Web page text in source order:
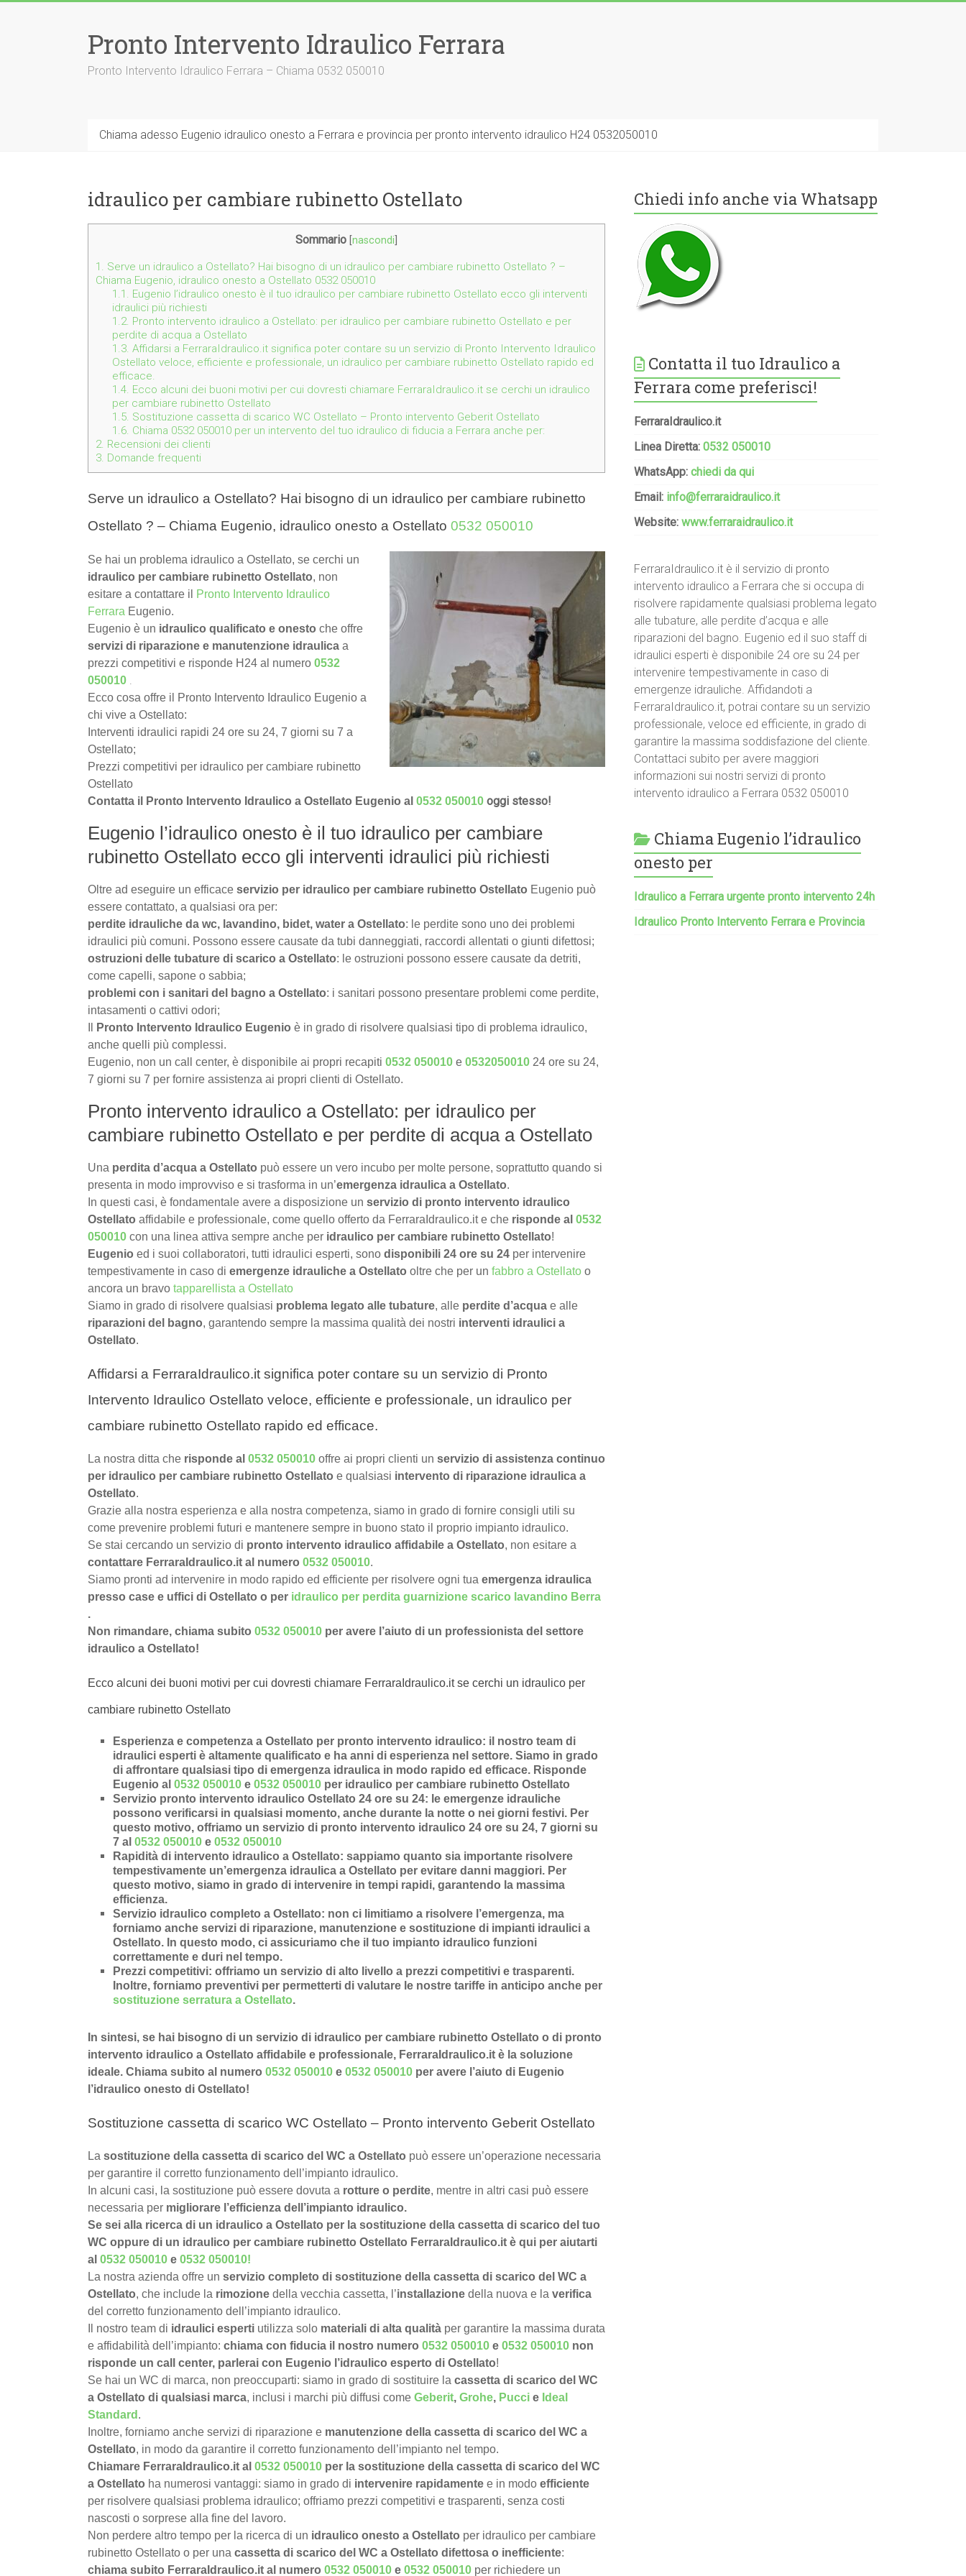
Pronto Intervento Idraulico Ferrara
Pronto Intervento Idraulico Ferrara – Chiama 0532 050010
Chiama adesso Eugenio idraulico onesto a Ferrara e provincia per pronto intervento idraulico H24 0532050010
idraulico per cambiare rubinetto Ostellato
Sommario nascondi
1. Serve un idraulico a Ostellato? Hai bisogno di un idraulico per cambiare rubinetto Ostellato ? –
Chiama Eugenio, idraulico onesto a Ostellato 0532 050010
1.1. Eugenio l’idraulico onesto è il tuo idraulico per cambiare rubinetto Ostellato ecco gli interventi
idraulici più richiesti
1.2. Pronto intervento idraulico a Ostellato: per idraulico per cambiare rubinetto Ostellato e per
perdite di acqua a Ostellato
1.3. Affidarsi a FerraraIdraulico.it significa poter contare su un servizio di Pronto Intervento Idraulico
Ostellato veloce, efficiente e professionale, un idraulico per cambiare rubinetto Ostellato rapido ed
efficace.
1.4. Ecco alcuni dei buoni motivi per cui dovresti chiamare FerraraIdraulico.it se cerchi un idraulico
per cambiare rubinetto Ostellato
1.5. Sostituzione cassetta di scarico WC Ostellato – Pronto intervento Geberit Ostellato
1.6. Chiama 0532 050010 per un intervento del tuo idraulico di fiducia a Ferrara anche per:
2. Recensioni dei clienti
3. Domande frequenti
Serve un idraulico a Ostellato? Hai bisogno di un idraulico per cambiare rubinetto
Ostellato ? – Chiama Eugenio, idraulico onesto a Ostellato 0532 050010
Se hai un problema idraulico a Ostellato, se cerchi un
idraulico per cambiare rubinetto Ostellato, non
esitare a contattare il
Pronto Intervento Idraulico
Ferrara Eugenio.
Eugenio è un idraulico qualificato e onesto che offre
servizi di riparazione e manutenzione idraulica a
prezzi competitivi e risponde H24 al numero 0532
050010 .
Ecco cosa offre il Pronto Intervento Idraulico Eugenio a
chi vive a Ostellato:
Interventi idraulici rapidi 24 ore su 24, 7 giorni su 7 a
Ostellato;
Prezzi competitivi per idraulico per cambiare rubinetto
Ostellato
Contatta il Pronto Intervento Idraulico a Ostellato Eugenio al 0532 050010 oggi stesso!
Eugenio l’idraulico onesto è il tuo idraulico per cambiare
rubinetto Ostellato ecco gli interventi idraulici più richiesti
Oltre ad eseguire un efficace servizio per idraulico per cambiare rubinetto Ostellato Eugenio può
essere contattato, a qualsiasi ora per:
perdite idrauliche da wc, lavandino, bidet, water a Ostellato: le perdite sono uno dei problemi
idraulici più comuni. Possono essere causate da tubi danneggiati, raccordi allentati o giunti difettosi;
ostruzioni delle tubature di scarico a Ostellato: le ostruzioni possono essere causate da detriti,
come capelli, sapone o sabbia;
problemi con i sanitari del bagno a Ostellato: i sanitari possono presentare problemi come perdite,
intasamenti o cattivi odori;
Pronto Intervento Idraulico Eugenio è in grado di risolvere qualsiasi tipo di problema idraulico,
anche quelli più complessi.
Eugenio, non un call center, è disponibile ai propri recapiti 0532 050010 e 0532050010 24 ore su 24,
7 giorni su 7 per fornire assistenza ai propri clienti di Ostellato.
Pronto intervento idraulico a Ostellato: per idraulico per
cambiare rubinetto Ostellato e per perdite di acqua a Ostellato
Una perdita d’acqua a Ostellato può essere un vero incubo per molte persone, soprattutto quando si
presenta in modo improvviso e si trasforma in un’emergenza idraulica a Ostellato.
In questi casi, è fondamentale avere a disposizione un servizio di pronto intervento idraulico
Ostellato affidabile e professionale, come quello offerto da FerraraIdraulico.it e che risponde al 0532
050010 con una linea attiva sempre anche per idraulico per cambiare rubinetto Ostellato!
Eugenio ed i suoi collaboratori, tutti idraulici esperti, sono disponibili 24 ore su 24 per intervenire
tempestivamente in caso di emergenze idrauliche a Ostellato oltre che per un fabbro a Ostellato o
ancora un bravo tapparellista a Ostellato
Siamo in grado di risolvere qualsiasi problema legato alle tubature, alle perdite d’acqua e alle
riparazioni del bagno, garantendo sempre la massima qualità dei nostri interventi idraulici a
Ostellato.
Affidarsi a FerraraIdraulico.it significa poter contare su un servizio di Pronto
Intervento Idraulico Ostellato veloce, efficiente e professionale, un idraulico per
cambiare rubinetto Ostellato rapido ed efficace.
La nostra ditta che risponde al 0532 050010 offre ai propri clienti un servizio di assistenza continuo
per idraulico per cambiare rubinetto Ostellato e qualsiasi intervento di riparazione idraulica a
Ostellato.
Grazie alla nostra esperienza e alla nostra competenza, siamo in grado di fornire consigli utili su
come prevenire problemi futuri e mantenere sempre in buono stato il proprio impianto idraulico.
Se stai cercando un servizio di pronto intervento idraulico affidabile a Ostellato, non esitare a
contattare FerraraIdraulico.it al numero 0532 050010.
Siamo pronti ad intervenire in modo rapido ed efficiente per risolvere ogni tua emergenza idraulica
presso case e uffici di Ostellato o per idraulico per perdita guarnizione scarico lavandino Berra
.
Non rimandare, chiama subito 0532 050010 per avere l’aiuto di un professionista del settore
idraulico a Ostellato!
Ecco alcuni dei buoni motivi per cui dovresti chiamare FerraraIdraulico.it se cerchi un idraulico per
cambiare rubinetto Ostellato
Esperienza e competenza a Ostellato per pronto intervento idraulico: il nostro team di
idraulici esperti è altamente qualificato e ha anni di esperienza nel settore. Siamo in grado
di affrontare qualsiasi tipo di emergenza idraulica in modo rapido ed efficace. Risponde
Eugenio al 0532 050010 e 0532 050010 per idraulico per cambiare rubinetto Ostellato
Servizio pronto intervento idraulico Ostellato 24 ore su 24: le emergenze idrauliche
possono verificarsi in qualsiasi momento, anche durante la notte o nei giorni festivi. Per
questo motivo, offriamo un servizio di pronto intervento idraulico 24 ore su 24, 7 giorni su
7 al 0532 050010 e 0532 050010
Rapidità di intervento idraulico a Ostellato: sappiamo quanto sia importante risolvere
tempestivamente un’emergenza idraulica a Ostellato per evitare danni maggiori. Per
questo motivo, siamo in grado di intervenire in tempi rapidi, garantendo la massima
efficienza.
Servizio idraulico completo a Ostellato: non ci limitiamo a risolvere l’emergenza, ma
forniamo anche servizi di riparazione, manutenzione e sostituzione di impianti idraulici a
Ostellato. In questo modo, ci assicuriamo che il tuo impianto idraulico funzioni
correttamente e duri nel tempo.
Prezzi competitivi: offriamo un servizio di alto livello a prezzi competitivi e trasparenti.
Inoltre, forniamo preventivi per permetterti di valutare le nostre tariffe in anticipo anche per
sostituzione serratura a Ostellato.
In sintesi, se hai bisogno di un servizio di idraulico per cambiare rubinetto Ostellato o di pronto
intervento idraulico a Ostellato affidabile e professionale, FerraraIdraulico.it è la soluzione
ideale. Chiama subito al numero 0532 050010 e 0532 050010 per avere l’aiuto di Eugenio
l’idraulico onesto di Ostellato!
Sostituzione cassetta di scarico WC Ostellato – Pronto intervento Geberit Ostellato
La sostituzione della cassetta di scarico del WC a Ostellato può essere un’operazione necessaria
per garantire il corretto funzionamento dell’impianto idraulico.
In alcuni casi, la sostituzione può essere dovuta a rotture o perdite, mentre in altri casi può essere
necessaria per migliorare l’efficienza dell’impianto idraulico.
Se sei alla ricerca di un idraulico a Ostellato per la sostituzione della cassetta di scarico del tuo
WC oppure di un idraulico per cambiare rubinetto Ostellato FerraraIdraulico.it è qui per aiutarti
al 0532 050010 e 0532 050010!
La nostra azienda offre un servizio completo di sostituzione della cassetta di scarico del WC a
Ostellato, che include la rimozione della vecchia cassetta, l’installazione della nuova e la verifica
del corretto funzionamento dell’impianto idraulico.
Il nostro team di idraulici esperti utilizza solo materiali di alta qualità per garantire la massima durata
e affidabilità dell’impianto: chiama con fiducia il nostro numero 0532 050010 e 0532 050010 non
risponde un call center, parlerai con Eugenio l’idraulico esperto di Ostellato!
Se hai un WC di marca, non preoccuparti: siamo in grado di sostituire la cassetta di scarico del WC
a Ostellato di qualsiasi marca, inclusi i marchi più diffusi come Geberit, Grohe, Pucci e Ideal
Standard .
Inoltre, forniamo anche servizi di riparazione e manutenzione della cassetta di scarico del WC a
Ostellato, in modo da garantire il corretto funzionamento dell’impianto nel tempo.
Chiamare FerraraIdraulico.it al 0532 050010 per la sostituzione della cassetta di scarico del WC
a Ostellato ha numerosi vantaggi: siamo in grado di intervenire rapidamente e in modo efficiente
per risolvere qualsiasi problema idraulico; offriamo prezzi competitivi e trasparenti, senza costi
nascosti o sorprese alla fine del lavoro.
Non perdere altro tempo per la ricerca di un idraulico onesto a Ostellato per idraulico per cambiare
rubinetto Ostellato o per una cassetta di scarico del WC a Ostellato difettosa o inefficiente:
chiama subito FerraraIdraulico.it al numero 0532 050010 e 0532 050010 per richiedere un
Chiedi info anche via Whatsapp
Contatta il tuo Idraulico a
Ferrara come preferisci!
FerraraIdraulico.it
Linea Diretta:0532 050010
WhatsApp:chiedi da qui
Email: info@ferraraidraulico.it
Website:www.ferraraidraulico.it
FerraraIdraulico.it è il servizio di pronto
intervento idraulico a Ferrara che si occupa di
risolvere rapidamente qualsiasi problema legato
alle tubature, alle perdite d’acqua e alle
riparazioni del bagno. Eugenio ed il suo staff di
idraulici esperti è disponibile 24 ore su 24 per
intervenire tempestivamente in caso di
emergenze idrauliche. Affidandoti a
FerraraIdraulico.it, potrai contare su un servizio
professionale, veloce ed efficiente, in grado di
garantire la massima soddisfazione del cliente.
Contattaci subito per avere maggiori
informazioni sui nostri servizi di pronto
intervento idraulico a Ferrara 0532 050010
Chiama Eugenio l’idraulico
onesto per
Idraulico a Ferrara urgente pronto intervento 24h
Idraulico Pronto Intervento Ferrara e Provincia